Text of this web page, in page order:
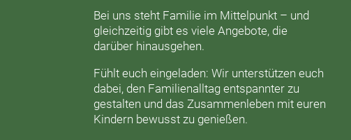
Bei uns steht Familie im Mittelpunkt – und
gleichzeitig gibt es viele Angebote, die
darüber hinausgehen.
Fühlt euch eingeladen: Wir unterstützen euch
dabei, den Familienalltag entspannter zu
gestalten und das Zusammenleben mit euren
Kindern bewusst zu genießen.